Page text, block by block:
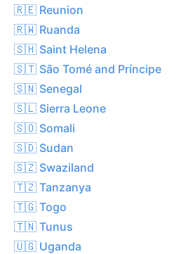
🇷🇪 Reunion
🇷🇼 Ruanda
🇸🇭 Saint Helena
🇸🇹 São Tomé and Príncipe
🇸🇳 Senegal
🇸🇱 Sierra Leone
🇸🇴 Somali
🇸🇩 Sudan
🇸🇿 Swaziland
🇹🇿 Tanzanya
🇹🇬 Togo
🇹🇳 Tunus
🇺🇬 Uganda